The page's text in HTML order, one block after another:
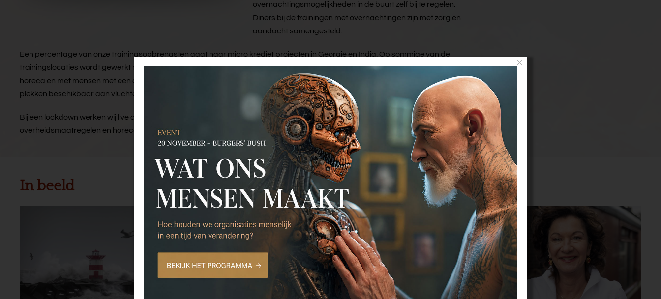
overnachtingsmogelijkheden in de buurt zelf bij te regelen.
Diners bij de trainingen met overnachtingen zijn met zorg en
aandacht samengesteld.
Een percentage van onze trainingsopbrengsten gaat naar micro krediet projecten in Georgië en India. Op sommige van de
trainingslocaties wordt gewerkt met werkervaringsplaatsen voor leerlingen uit het speciaal onderwijs die doorstromen naar de
horeca en met mensen met een afstand tot de arbeidsmarkt. Wij zijn proud sponsor van ASV Gay en stellen per jaar enkele
plekken beschikbaar aan vluchtelingenstudenten en instromers.
Bij een lockdown werken wij live als het kan en online als het moet, soms in gecombineerde vorm met livestreams. Wij volgen daarbij
overheidsmaatregelen en horecarichtlijnen.
In beeld
×